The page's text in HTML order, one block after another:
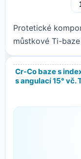
Protetické
můstkové Ti-
Cr-Co baze s
s angulací 15° vč.